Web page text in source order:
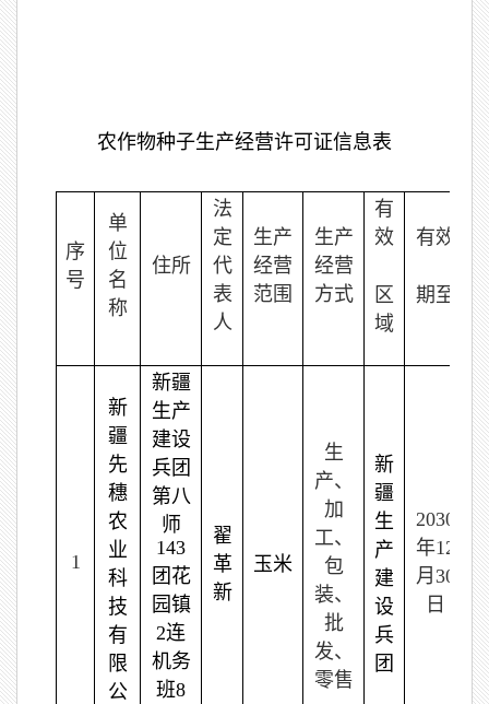
农作物种子生产经营许可证信息表
序
号
单
位
名
称
住所
法
定
代
表
人
生产
经营
范围
生产
经营
方式
有
效
区
域
有效
期至
1
新
疆
先
穗
农
业
科
技
有
限
公
新疆
生产
建设
兵团
第八
师
143
团花
园镇
2连
机务
班8
翟
革
新
玉米
生
产、
加
工、
包
装、
批
发、
零售
新
疆
生
产
建
设
兵
团
2030
年12
月30
日